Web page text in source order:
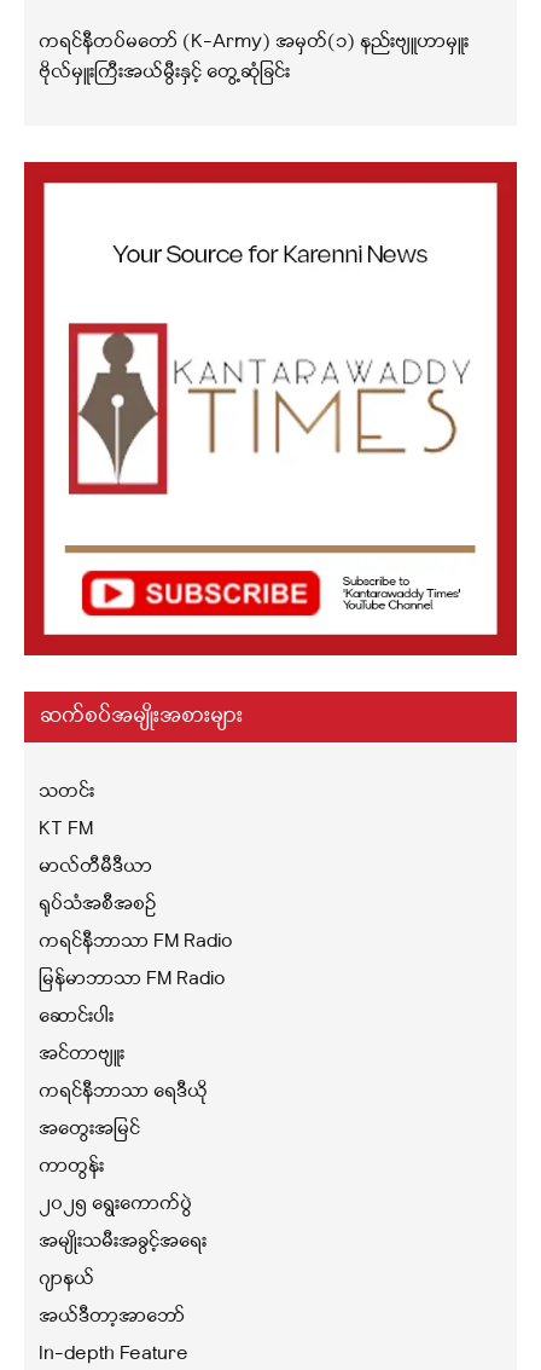
ကရင်နီတပ်မတော် (K-Army) အမှတ်(၁) နည်းဗျူဟာမှူး
ဗိုလ်မှူးကြီးအယ်မွီးနှင့် တွေ့ဆုံခြင်း
ဆက်စပ်အမျိုးအစားများ
သတင်း
KT FM
မာလ်တီမီဒီယာ
ရုပ်သံအစီအစဉ်
ကရင်နီဘာသာ FM Radio
မြန်မာဘာသာ FM Radio
ဆောင်းပါး
အင်တာဗျူး
ကရင်နီဘာသာ ရေဒီယို
အတွေးအမြင်
ကာတွန်း
၂၀၂၅ ရွေးကောက်ပွဲ
အမျိုးသမီးအခွင့်အရေး
ဂျာနယ်
အယ်ဒီတာ့အာဘော်
In-depth Feature